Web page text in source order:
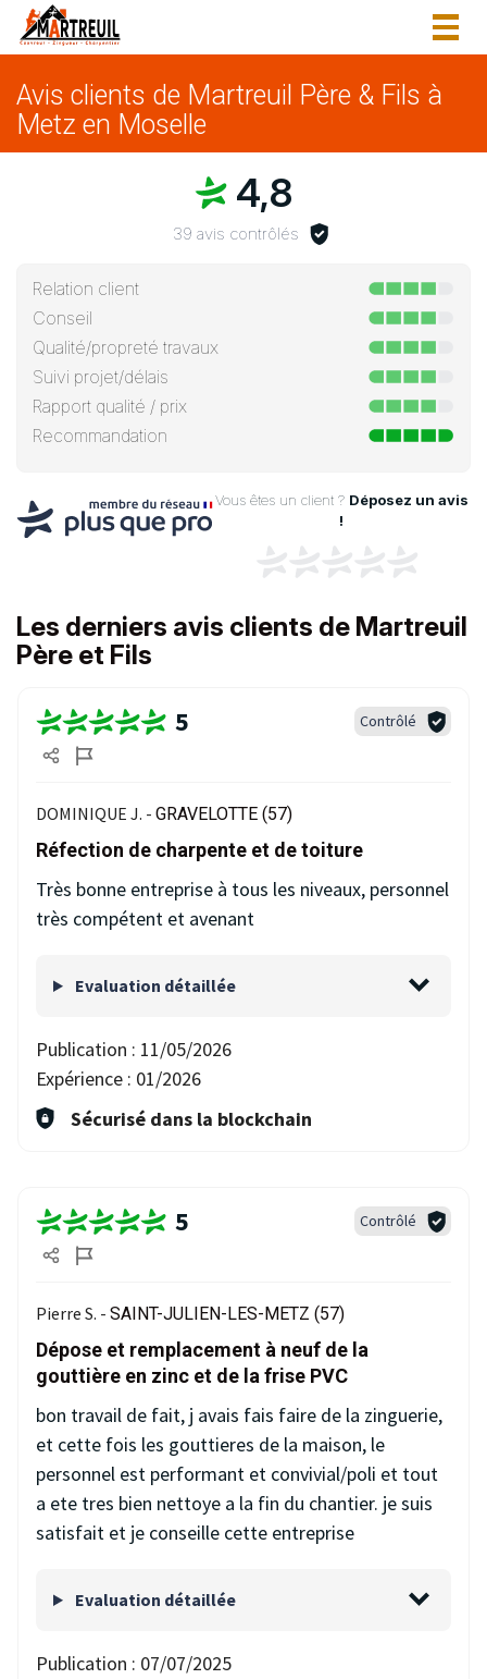
Avis clients de Martreuil Père & Fils à
Metz en Moselle
4,8
39 avis contrôlés
Relation client
Conseil
Qualité/propreté travaux
Suivi projet/délais
Rapport qualité / prix
Recommandation
Vous êtes un client ? Déposez un avis
!
Les derniers avis clients de Martreuil
Père et Fils
5 Contrôlé
DOMINIQUE J. - GRAVELOTTE (57)
Réfection de charpente et de toiture
Très bonne entreprise à tous les niveaux, personnel
très compétent et avenant
Evaluation détaillée
Publication : 11/05/2026
Expérience : 01/2026
Sécurisé dans la blockchain
5 Contrôlé
Pierre S. - SAINT-JULIEN-LES-METZ (57)
Dépose et remplacement à neuf de la
gouttière en zinc et de la frise PVC
bon travail de fait, j avais fais faire de la zinguerie,
et cette fois les gouttieres de la maison, le
personnel est performant et convivial/poli et tout
a ete tres bien nettoye a la fin du chantier. je suis
satisfait et je conseille cette entreprise
Evaluation détaillée
Publication : 07/07/2025